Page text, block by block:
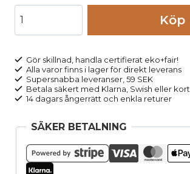
beanie
ullmix
röd
mängd
Köp
Gör skillnad, handla certifierat eko+fair!
Alla varor finns i lager för direkt leverans
Supersnabba leveranser, 59 SEK
Betala säkert med Klarna, Swish eller kort
14 dagars ångerrätt och enkla returer
SÄKER BETALNING